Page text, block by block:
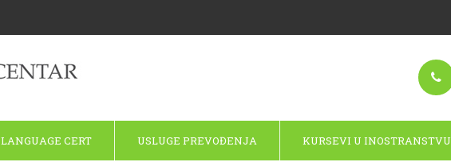
LANGUAGE CERT USLUGE PREVOĐENJA KURSEVI U INOSTRANSTVU